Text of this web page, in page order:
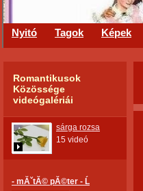
Nyitó Tagok Képek
Romantikusok
Közössége
videógalériái
sárga rozsa
15 videó
- mĂˇtĂ© pĂ©ter - Ĺ